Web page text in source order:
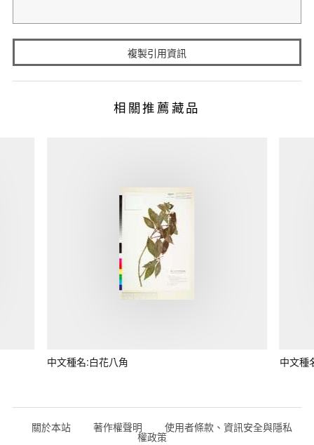
複製引用資訊
相關推薦藏品
中文種名:白花八角 中文種
關於本站 著作權聲明 使用者條款、資訊安全與隱私
權政策